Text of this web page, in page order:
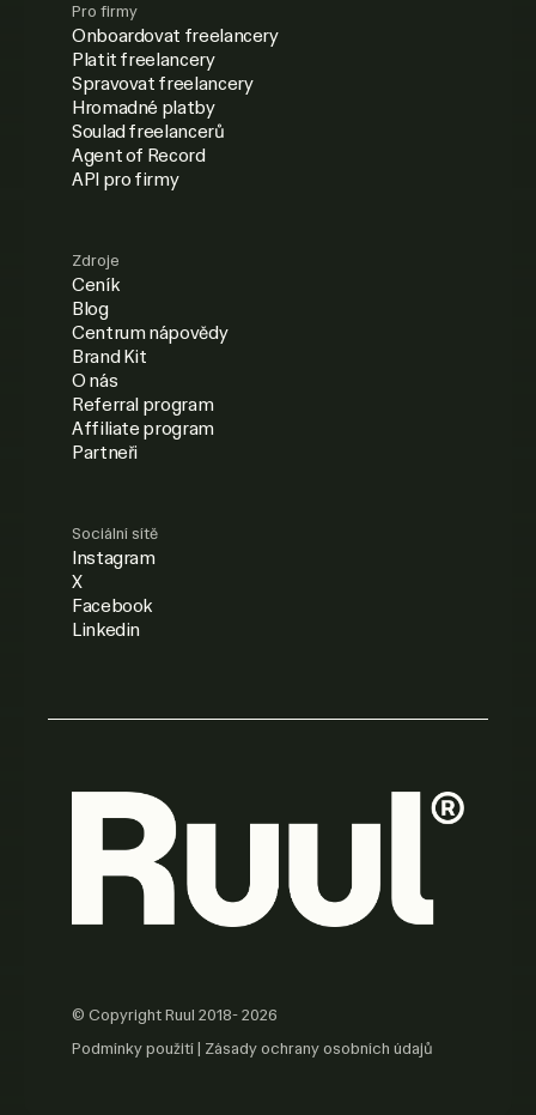
Pro firmy
Onboardovat freelancery
Platit freelancery
Spravovat freelancery
Hromadné platby
Soulad freelancerů
Agent of Record
API pro firmy
Zdroje
Ceník
Blog
Centrum nápovědy
Brand Kit
O nás
Referral program
Affiliate program
Partneři
© Copyright Ruul 2018- 2026
Podmínky použití| Zásady ochrany osobních údajů
Sociální sítě
Instagram
X
Facebook
Linkedin